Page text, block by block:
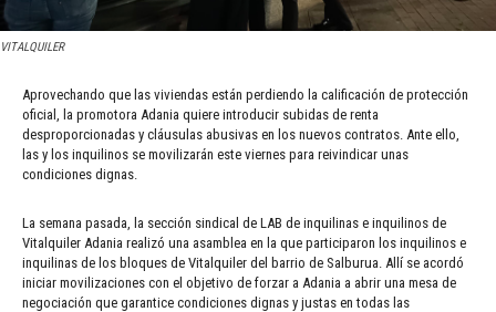
VITALQUILER
Aprovechando que las viviendas están perdiendo la calificación de protección
oficial, la promotora Adania quiere introducir subidas de renta
desproporcionadas y cláusulas abusivas en los nuevos contratos. Ante ello,
las y los inquilinos se movilizarán este viernes para reivindicar unas
condiciones dignas.
La semana pasada, la sección sindical de LAB de inquilinas e inquilinos de
Vitalquiler Adania realizó una asamblea en la que participaron los inquilinos e
inquilinas de los bloques de Vitalquiler del barrio de Salburua. Allí se acordó
iniciar movilizaciones con el objetivo de forzar a Adania a abrir una mesa de
negociación que garantice condiciones dignas y justas en todas las